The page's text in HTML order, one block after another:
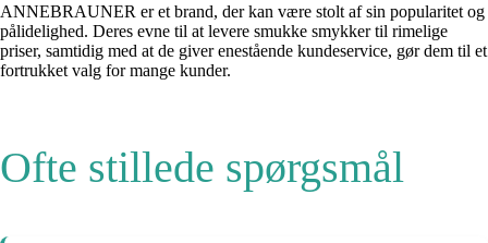
ANNEBRAUNER er et brand, der kan være stolt af sin popularitet og
pålidelighed. Deres evne til at levere smukke smykker til rimelige
priser, samtidig med at de giver enestående kundeservice, gør dem til et
fortrukket valg for mange kunder.
Ofte stillede spørgsmål